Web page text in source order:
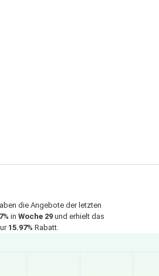
die Angebote der letzten
in Woche 29 und erhielt das
15.97% Rabatt.